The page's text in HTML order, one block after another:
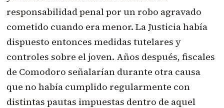
responsabilidad penal por un robo agravado
cometido cuando era menor. La Justicia había
dispuesto entonces medidas tutelares y
controles sobre el joven. Años después, fiscales
de Comodoro señalarían durante otra causa
que no había cumplido regularmente con
distintas pautas impuestas dentro de aquel